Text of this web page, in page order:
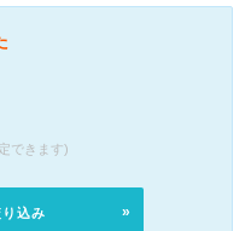
できます)
込み